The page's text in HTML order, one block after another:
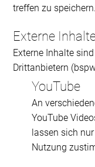
treffen zu speichern.
Externe
Externe Inhalte
Drittanbietern
YouTube
An
YouTube
lassen sich
Nutzung